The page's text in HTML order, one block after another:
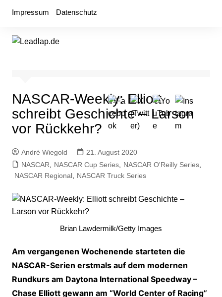
Impressum Datenschutz
NASCAR-Weekly: Elliott
schreibt Geschichte – Larson
vor Rückkehr?
André Wiegold
21. August 2020
NASCAR, NASCAR Cup Series, NASCAR O'Reilly Series,
NASCAR Regional, NASCAR Truck Series
Brian Lawdermilk/Getty Images
Am vergangenen Wochenende starteten die
NASCAR-Serien erstmals auf dem modernen
Rundkurs am Daytona International Speedway –
Chase Elliott gewann am “World Center of Racing”